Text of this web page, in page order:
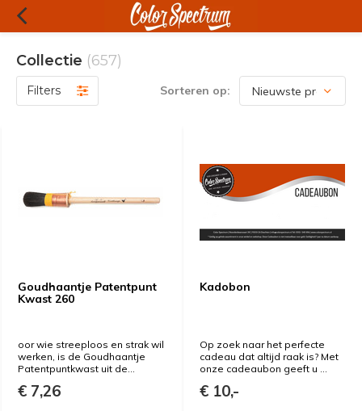
Collectie (657)
Filters Sorteren op:
Goudhaantje Patentpunt
Kwast 260
oor wie streeploos en strak wil
werken, is de Goudhaantje
Patentpuntkwast uit de...
€ 7,26
Kadobon
Op zoek naar het perfecte
cadeau dat altijd raak is? Met
onze cadeaubon geeft u ...
€ 10,-